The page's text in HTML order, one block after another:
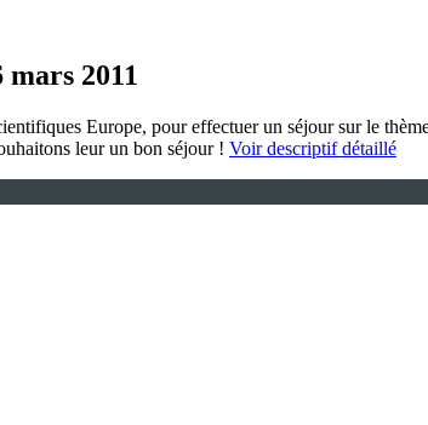
2011
Europe, pour effectuer un séjour sur le
leur un bon séjour ! Voir descriptif détaillé